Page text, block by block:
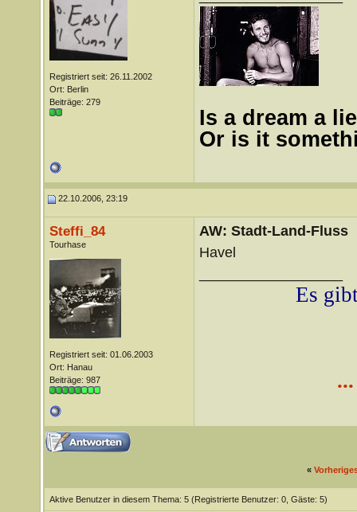
Registriert seit: 26.11.2002
Ort: Berlin
Beiträge: 279
Is a dream a
Or is it
22.10.2006, 23:19
Steffi_84
Tourhase
Registriert seit: 01.06.2003
Ort: Hanau
Beiträge: 987
AW: Stadt-Land-Fluss
Havel
Es
«
Aktive Benutzer in diesem Thema: 5 (Registrierte Benutzer: 0, Gäste: 5)